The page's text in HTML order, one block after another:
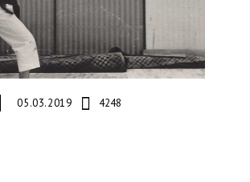
05.03.2019 4248